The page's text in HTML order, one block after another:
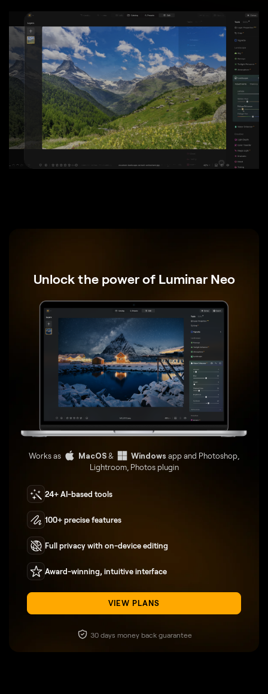
BEFORE AFTER
Unlock the power of Luminar Neo
Works as MacOS& Windows app and Photoshop,
Lightroom, Photos plugin
24+ AI-based tools
100+ precise features
Full privacy with on-device editing
Award-winning, intuitive interface
VIEW PLANS
30 days money back guarantee